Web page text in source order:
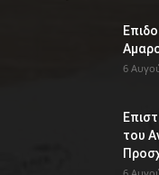
6
του